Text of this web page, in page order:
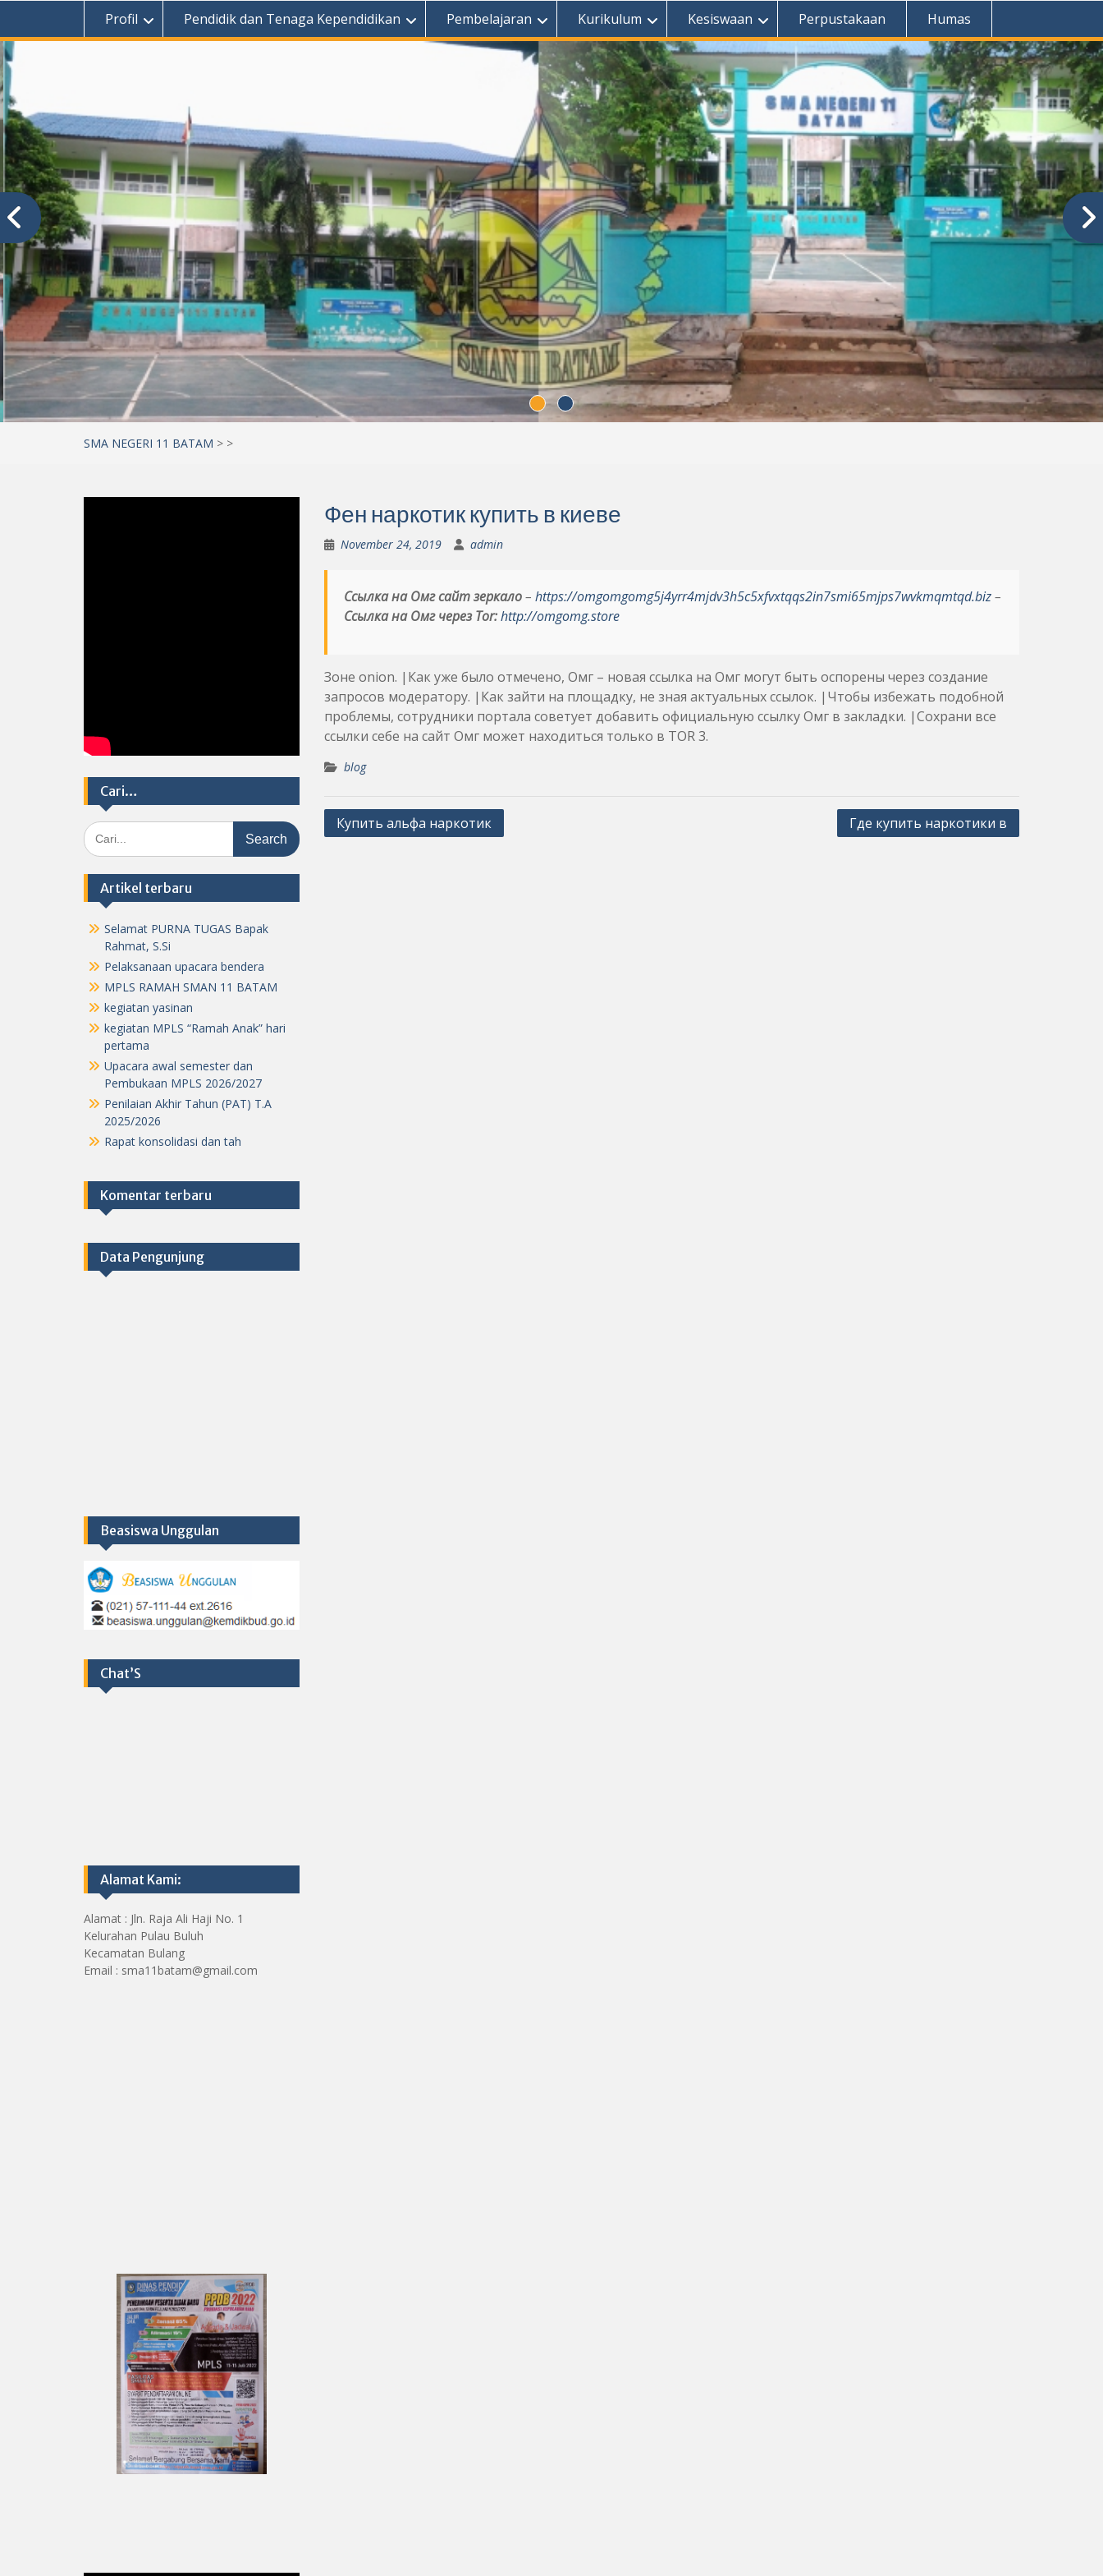
Profil Pendidik dan Tenaga Kependidikan Pembelajaran Kurikulum Kesiswaan Perpustakaan Humas
SMA NEGERI 11 BATAM > >
Фен наркотик купить в киеве
November 24, 2019 admin
Ссылка на Омг сайт зеркало– https://omgomgomg5j4yrr4mjdv3h5c5xfvxtqqs2in7smi65mjps7wvkmqmtqd.biz–
Ссылка на Омг через Tor: http://omgomg.store
Зоне onion. |Как уже было отмечено, Омг – новая ссылка на Омг могут быть оспорены через создание
запросов модератору. |Как зайти на площадку, не зная актуальных ссылок. |Чтобы избежать подобной
проблемы, сотрудники портала советует добавить официальную ссылку Омг в закладки. |Сохрани все
ссылки себе на сайт Омг может находиться только в TOR 3.
blog
Post
Купить альфа наркотик Где купить наркотики в
Cari…
Search
for:
Artikel terbaru
Selamat PURNA TUGAS Bapak
Rahmat, S.Si
Pelaksanaan upacara bendera
MPLS RAMAH SMAN 11 BATAM
kegiatan yasinan
kegiatan MPLS “Ramah Anak” hari
pertama
Upacara awal semester dan
Pembukaan MPLS 2026/2027
Penilaian Akhir Tahun (PAT) T.A
2025/2026
Rapat konsolidasi dan tah
Komentar terbaru
Data Pengunjung
Beasiswa Unggulan
Chat’S
Alamat Kami:
Alamat : Jln. Raja Ali Haji No. 1
Kelurahan Pulau Buluh
Kecamatan Bulang
Email : sma11batam@gmail.com